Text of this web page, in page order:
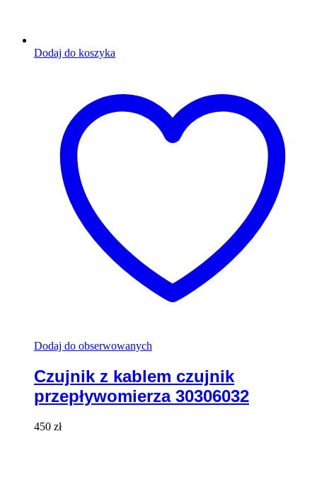
Dodaj do koszyka
Dodaj do obserwowanych
Czujnik z kablem czujnik
przepływomierza 30306032
450 zł